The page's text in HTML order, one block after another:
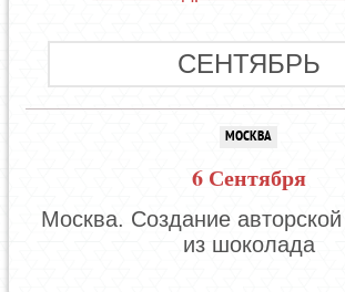
СЕНТЯБРЬ
МОСКВА
6 Сентября
Москва. Создание
из шоколада